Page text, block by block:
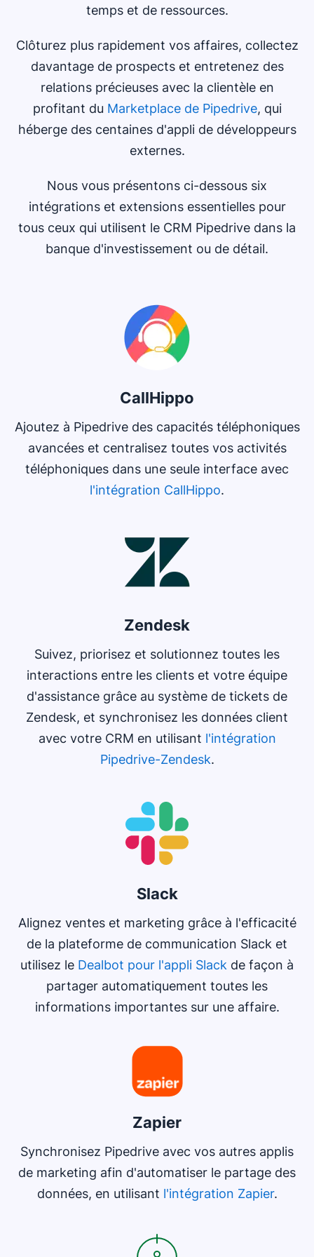
temps et de ressources.
Clôturez plus rapidement vos affaires, collectez
davantage de prospects et entretenez des
relations précieuses avec la clientèle en
profitant du Marketplace de Pipedrive, qui
héberge des centaines d'appli de développeurs
externes.
Nous vous présentons ci-dessous six
intégrations et extensions essentielles pour
tous ceux qui utilisent le CRM Pipedrive dans la
banque d'investissement ou de détail.
CallHippo
Ajoutez à Pipedrive des capacités téléphoniques
avancées et centralisez toutes vos activités
téléphoniques dans une seule interface avec
l'intégration CallHippo.
Zendesk
Suivez, priorisez et solutionnez toutes les
interactions entre les clients et votre équipe
d'assistance grâce au système de tickets de
Zendesk, et synchronisez les données client
avec votre CRM en utilisant l'intégration
Pipedrive-Zendesk.
Slack
Alignez ventes et marketing grâce à l'efficacité
de la plateforme de communication Slack et
utilisez le Dealbot pour l'appli Slack de façon à
partager automatiquement toutes les
informations importantes sur une affaire.
Zapier
Synchronisez Pipedrive avec vos autres applis
de marketing afin d'automatiser le partage des
données, en utilisant l'intégration Zapier.